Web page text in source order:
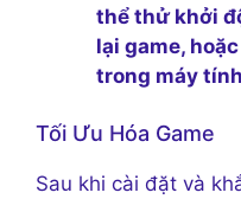
thể thử khởi
lại game,
trong máy
Tối Ưu Hóa Game
Sau khi cài đặt và